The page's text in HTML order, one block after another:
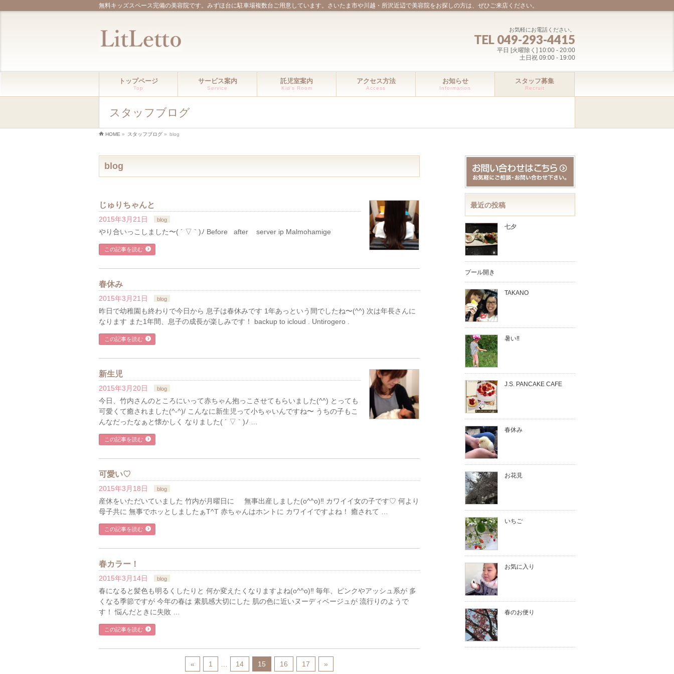
無料キッズスペース完備の美容院です。みずほ台に駐車場複数台ご用意しています。さいたま市や川越・所沢近辺で美容院をお探しの方は、ぜひご来店ください。
お気軽にお電話ください。
TEL 049-293-4415
平日 [火曜除く] 10:00 - 20:00
土日祝 09:00 - 19:00
トップページ
Top
サービス案内
Service
託児室案内
Kid’s Room
アクセス方法
Access
お知らせ
Information
スタッフ募集
Recruit
スタッフブログ
HOME » スタッフブログ » blog
blog
じゅりちゃんと
2015年3月21日 blog
やり合いっこしました〜( ´ ▽ ` )ﾉ Before after server ip Malmohamige
この記事を読む
春休み
2015年3月21日 blog
昨日で幼稚園も終わりで今日から 息子は春休みです 1年あっという間でしたね〜(^^) 次は年長さんに
なります また1年間、息子の成長が楽しみです！ backup to icloud . Untirogero .
この記事を読む
新生児
2015年3月20日 blog
今日、竹内さんのところにいって赤ちゃん抱っこさせてもらいました(^^) とっても
可愛くて癒されました(^-^)/ こんなに新生児って小ちゃいんですね〜 うちの子もこ
んなだったなぁと懐かしく なりました( ´ ▽ ` )ﾉ …
この記事を読む
可愛い♡
2015年3月18日 blog
産休をいただいていました 竹内が月曜日に 無事出産しました(o^^o)‼︎ カワイイ女の子です♡ 何より
母子共に 無事でホッとしましたぁT^T 赤ちゃんはホントに カワイイですよね！ 癒されて …
この記事を読む
春カラー！
2015年3月14日 blog
春になると髪色も明るくしたりと 何か変えたくなりますよね(o^^o)‼︎ 毎年、ピンクやアッシュ系が 多
くなる季節ですが 今年の春は 素肌感大切にした 肌の色に近いヌーディベージュが 流行りのようで
す！ 悩んだときに失敗 …
この記事を読む
« 1 14 15 16 17 »
最近の投稿
七夕
プール開き
TAKANO
暑い‼︎
J.S. PANCAKE CAFE
春休み
お花見
いちご
お気に入り
春のお便り